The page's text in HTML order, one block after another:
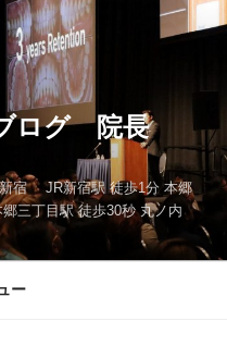
ログ 院長
新宿 JR新宿駅 徒歩1分 本郷
三丁目駅 徒歩30秒 丸ノ内
ー